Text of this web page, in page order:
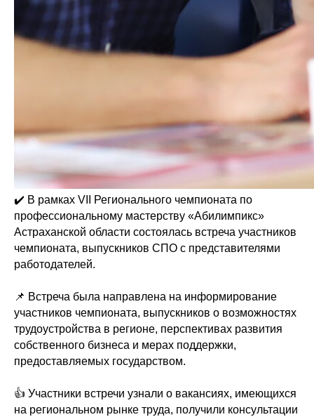
✔️ В рамках VII Регионального чемпионата по
профессиональному мастерству «Абилимпикс»
Астраханской области состоялась встреча участников
чемпионата, выпускников СПО с представителями
работодателей.
📌 Встреча была направлена на информирование
участников чемпионата, выпускников о возможностях
трудоустройства в регионе, перспективах развития
собственного бизнеса и мерах поддержки,
предоставляемых государством.
👍 Участники встречи узнали о вакансиях, имеющихся
на региональном рынке труда, получили консультации